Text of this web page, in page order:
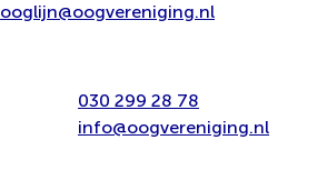
ooglijn@oogvereniging.nl
030 299 28 78
info@oogvereniging.nl